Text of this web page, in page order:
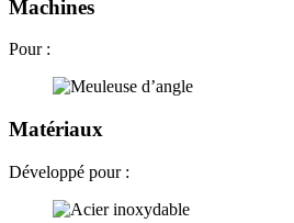
Machines
Pour :
Matériaux
Développé pour :